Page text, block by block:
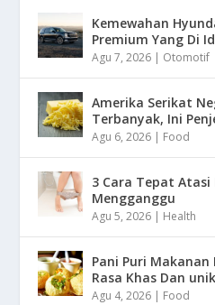
Kemewahan
Premium Yang Di
Agu 7, 2026 | Otomotif
Amerika Serikat
Terbanyak, Ini
Agu 6, 2026 | Food
3 Cara Tepat
Mengganggu
Agu 5, 2026 | Health
Pani Puri Makanan
Rasa Khas Dan unik
Agu 4, 2026 | Food